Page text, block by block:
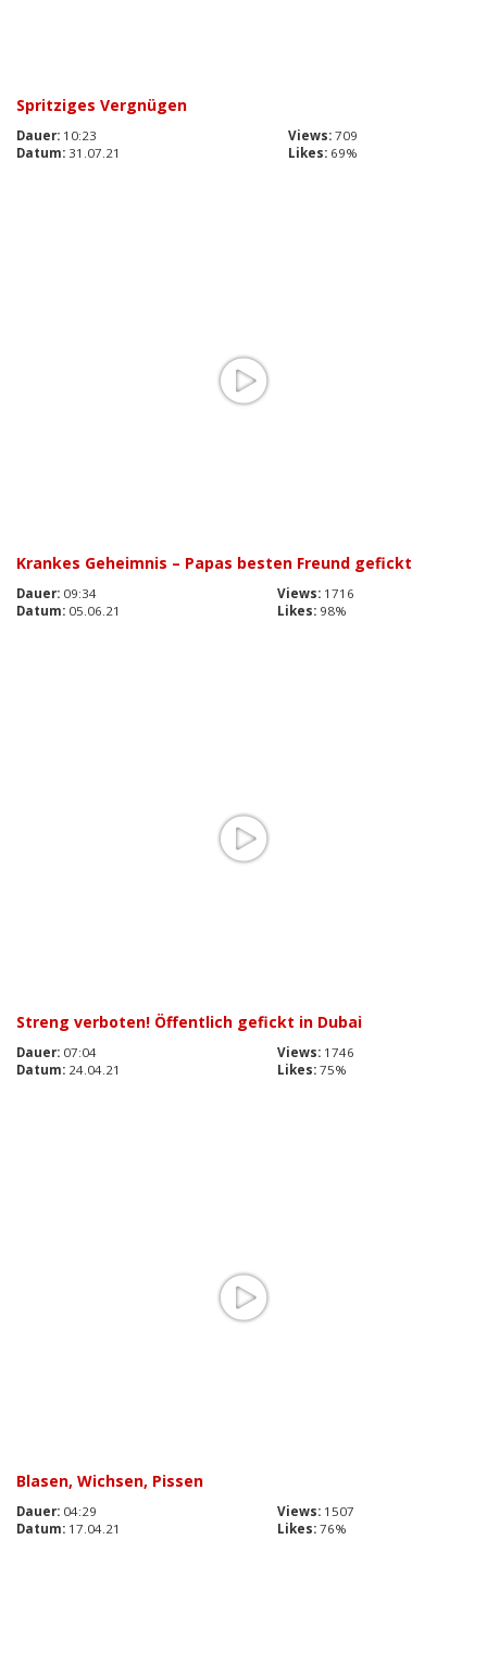
Spritziges Vergnügen
Dauer: 10:23 Views: 709
Datum: 31.07.21 Likes: 69%
Krankes Geheimnis – Papas besten Freund gefickt
Dauer: 09:34 Views: 1716
Datum: 05.06.21 Likes: 98%
Streng verboten! Öffentlich gefickt in Dubai
Dauer: 07:04 Views: 1746
Datum: 24.04.21 Likes: 75%
Blasen, Wichsen, Pissen
Dauer: 04:29 Views: 1507
Datum: 17.04.21 Likes: 76%